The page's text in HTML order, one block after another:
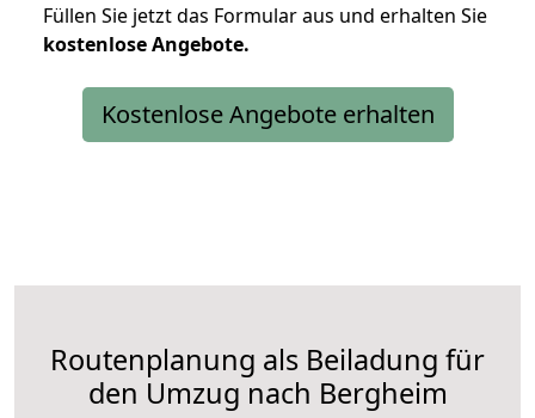
Füllen Sie jetzt das Formular aus und erhalten Sie
kostenloseAngebote.
Kostenlose Angebote erhalten
Routenplanung als Beiladung für
den Umzug nach Bergheim